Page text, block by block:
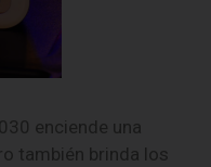
enciende una
también brinda los